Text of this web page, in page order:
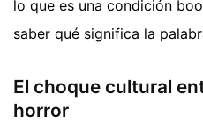
lo que es una condición
saber qué significa la
El choque cultural
horror